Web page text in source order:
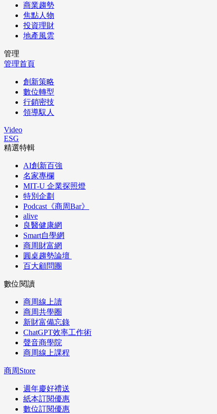
商業趨勢
焦點人物
投資理財
地產風雲
管理
管理首頁
創新策略
數位轉型
行銷密技
領導馭人
Video
ESG
精選特輯
AI創新百強
名家專欄
MIT-U 企業探照燈
特別企劃
Podcast《商周Bar》
alive
良醫健康網
Smart自學網
商周財富網
圓桌趨勢論壇
百大顧問團
數位閱讀
商周線上讀
商周共學圈
新財富備忘錄
ChatGPT效率工作術
聲音商學院
商周線上課程
商周Store
週年慶好禮送
紙本訂閱優惠
數位訂閱優惠